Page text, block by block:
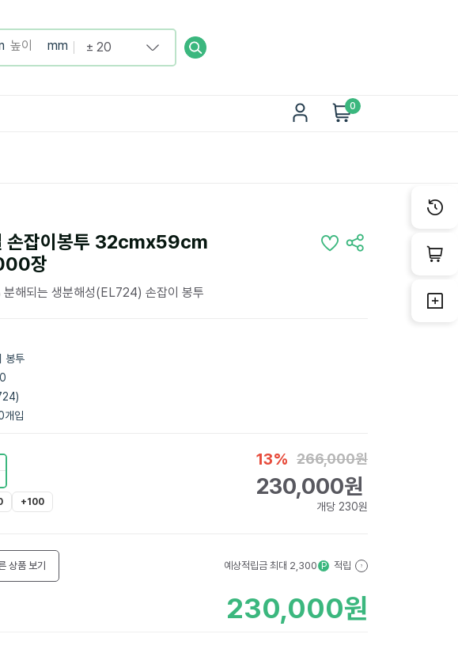
0
손잡이봉투 32cmx59cm
장
해되는 생분해성(EL724) 손잡이 봉투
봉투
개입
+100
13% 266,000원
230,000원
개당 230원
상품 보기 예상적립금 최대 2,300 P 적립 ?
230,000원